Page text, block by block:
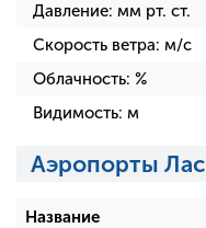
Давление: мм рт. ст.
Скорость ветра: м/с
Облачность: %
Видимость: м
Аэропорты
Название